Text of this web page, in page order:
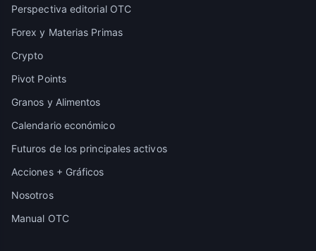
Perspectiva editorial OTC
Forex y Materias Primas
Crypto
Pivot Points
Granos y Alimentos
Calendario económico
Futuros de los principales activos
Acciones + Gráficos
Nosotros
Manual OTC